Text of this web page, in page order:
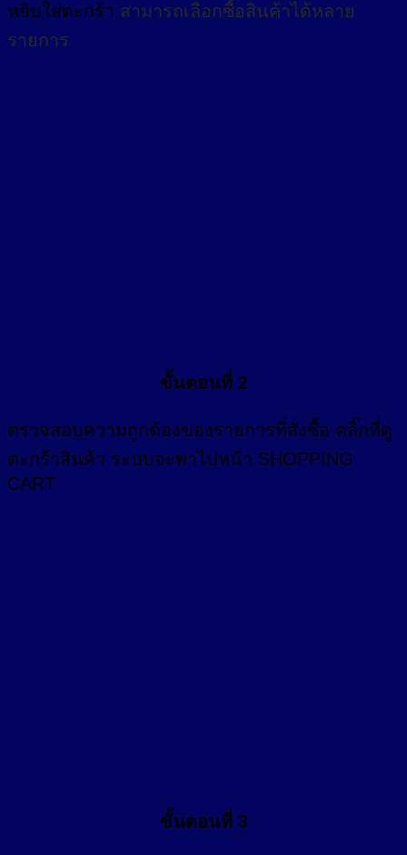
หยิบใส่ตะกร้า สามารถเลือกซื้อสินค้าได้หลาย
รายการ
ขั้นตอนที่ 2
ตรวจสอบความถูกต้องของรายการที่สั่งซื้อ คลิ๊กที่ดู
ตะกร้าสินค้า ระบบจะพาไปหน้า SHOPPING
CART
ขั้นตอนที่ 3